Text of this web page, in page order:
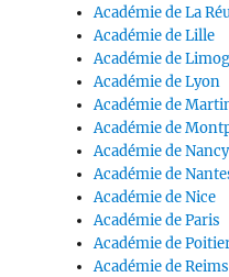
Académie de La
Académie de Lille
Académie de
Académie de Lyon
Académie de
Académie de
Académie de
Académie de
Académie de Nice
Académie de Paris
Académie de
Académie de Reims